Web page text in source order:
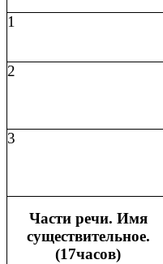
1
2
3
Части речи. Имя
существительное.
(17часов)